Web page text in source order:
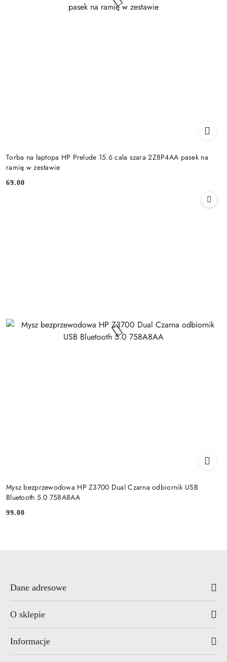
Torba na laptopa HP Prelude 15.6 cala szara 2Z8P4AA pasek na
ramię w zestawie
Cena:
69.00
Mysz bezprzewodowa HP Z3700 Dual Czarna odbiornik USB
Bluetooth 5.0 758A8AA
Cena:
99.00
Dane adresowe
O sklepie
Informacje